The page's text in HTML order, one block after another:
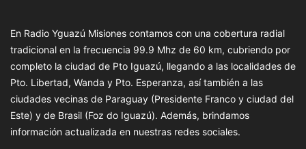
En Radio Yguazú Misiones contamos con una cobertura radial
tradicional en la frecuencia 99.9 Mhz de 60 km, cubriendo por
completo la ciudad de Pto Iguazú, llegando a las localidades de
Pto. Libertad, Wanda y Pto. Esperanza, así también a las
ciudades vecinas de Paraguay (Presidente Franco y ciudad del
Este) y de Brasil (Foz do Iguazú). Además, brindamos
información actualizada en nuestras redes sociales.